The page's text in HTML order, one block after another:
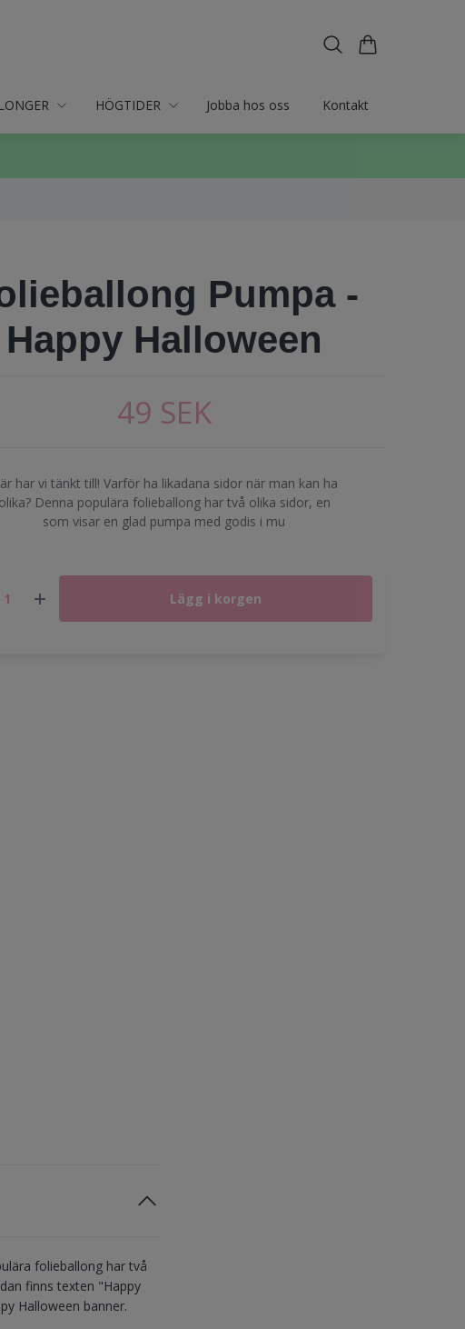
HÖGTIDER Jobba hos oss Kontakt
Pumpa -
Happy Halloween
49 SEK
har vi tänkt till! Varför ha likadana sidor när man kan ha
olika? Denna populära folieballong har två olika sidor, en
som visar en glad pumpa med godis i mu
Lägg i korgen
folieballong har två
finns texten "Happy
Halloween banner.